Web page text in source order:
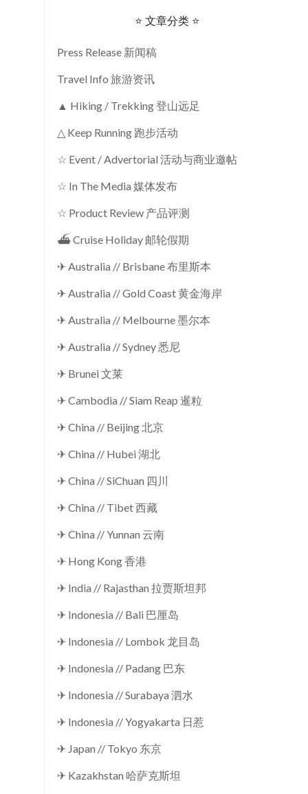
⭐ 文章分类 ⭐
Press Release 新闻稿
Travel Info 旅游资讯
▲ Hiking / Trekking 登山远足
△ Keep Running 跑步活动
☆ Event / Advertorial 活动与商业邀帖
☆ In The Media 媒体发布
☆ Product Review 产品评测
⛴ Cruise Holiday 邮轮假期
✈ Australia // Brisbane 布里斯本
✈ Australia // Gold Coast 黄金海岸
✈ Australia // Melbourne 墨尔本
✈ Australia // Sydney 悉尼
✈ Brunei 文莱
✈ Cambodia // Siam Reap 暹粒
✈ China // Beijing 北京
✈ China // Hubei 湖北
✈ China // SiChuan 四川
✈ China // Tibet 西藏
✈ China // Yunnan 云南
✈ Hong Kong 香港
✈ India // Rajasthan 拉贾斯坦邦
✈ Indonesia // Bali 巴厘岛
✈ Indonesia // Lombok 龙目岛
✈ Indonesia // Padang 巴东
✈ Indonesia // Surabaya 泗水
✈ Indonesia // Yogyakarta 日惹
✈ Japan // Tokyo 东京
✈ Kazakhstan 哈萨克斯坦